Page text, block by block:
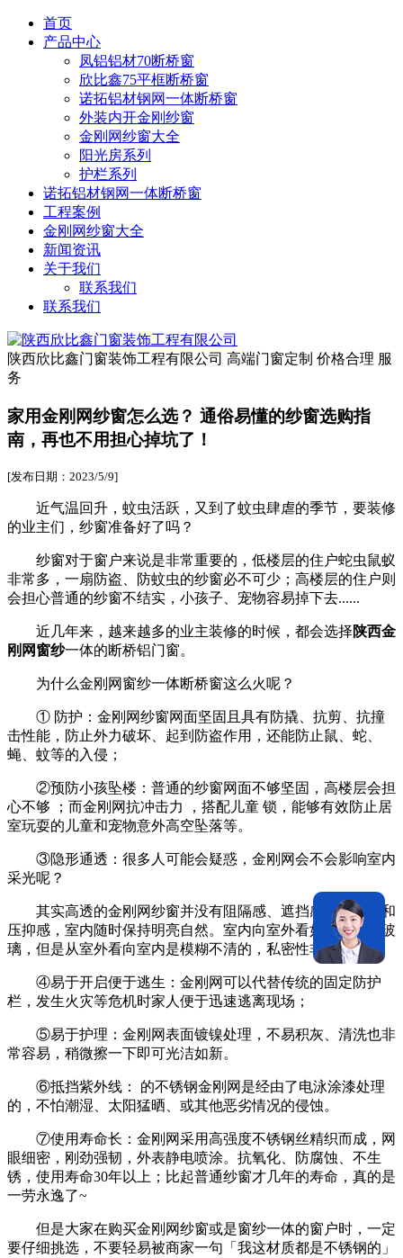
首页
产品中心
凤铝铝材70断桥窗
欣比鑫75平框断桥窗
诺拓铝材钢网一体断桥窗
外装内开金刚纱窗
金刚网纱窗大全
阳光房系列
护栏系列
诺拓铝材钢网一体断桥窗
工程案例
金刚网纱窗大全
新闻资讯
关于我们
联系我们
联系我们
陕西欣比鑫门窗装饰工程有限公司 高端门窗定制 价格合理 服
务
家用金刚网纱窗怎么选？ 通俗易懂的纱窗选购指
南，再也不用担心掉坑了！
[发布日期：2023/5/9]
近气温回升，蚊虫活跃，又到了蚊虫肆虐的季节，要装修
的业主们，纱窗准备好了吗？
纱窗对于窗户来说是非常重要的，低楼层的住户蛇虫鼠蚁
非常多，一扇防盗、防蚊虫的纱窗必不可少；高楼层的住户则
会担心普通的纱窗不结实，小孩子、宠物容易掉下去......
近几年来，越来越多的业主装修的时候，都会选择陕西金
刚网窗纱一体的断桥铝门窗。
为什么金刚网窗纱一体断桥窗这么火呢？
① 防护：金刚网纱窗网面坚固且具有防撬、抗剪、抗撞
击性能，防止外力破坏、起到防盗作用，还能防止鼠、蛇、
蝇、蚊等的入侵；
②预防小孩坠楼：普通的纱窗网面不够坚固，高楼层会担
心不够 ；而金刚网抗冲击力 ，搭配儿童 锁，能够有效防止居
室玩耍的儿童和宠物意外高空坠落等。
③隐形通透：很多人可能会疑惑，金刚网会不会影响室内
采光呢？
其实高透的金刚网纱窗并没有阻隔感、遮挡感、眩晕感和
压抑感，室内随时保持明亮自然。室内向室外看如一层有色玻
璃，但是从室外看向室内是模糊不清的，私密性非常好。
④易于开启便于逃生：金刚网可以代替传统的固定防护
栏，发生火灾等危机时家人便于迅速逃离现场；
⑤易于护理：金刚网表面镀镍处理，不易积灰、清洗也非
常容易，稍微擦一下即可光洁如新。
⑥抵挡紫外线： 的不锈钢金刚网是经由了电泳涂漆处理
的，不怕潮湿、太阳猛晒、或其他恶劣情况的侵蚀。
⑦使用寿命长：金刚网采用高强度不锈钢丝精织而成，网
眼细密，刚劲强韧，外表静电喷涂。抗氧化、防腐蚀、不生
锈，使用寿命30年以上；比起普通纱窗才几年的寿命，真的是
一劳永逸了~
但是大家在购买金刚网纱窗或是窗纱一体的窗户时，一定
要仔细挑选，不要轻易被商家一句「我这材质都是不锈钢的」